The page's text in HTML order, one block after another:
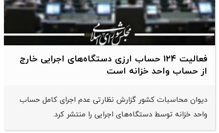
فعالیت ۱۲۴ حساب ارزی دستگاه‌های اجرایی خارج
از حساب واحد خزانه است
دیوان محاسبات کشور گزارش نظارتی عدم اجرای کامل حساب
واحد خزانه توسط دستگاه‌های اجرایی را منتشر کرد.